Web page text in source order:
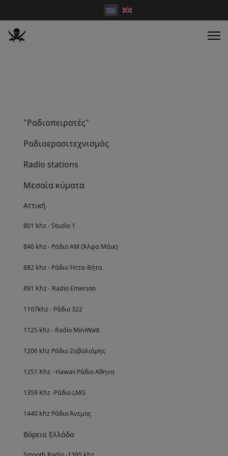
"Ραδιοπειρατές"
Ραδιοερασιτεχνισμός
Radio stations
Μεσαία κύματα
Αττική
801 khz - Studio 1
846 khz - Ράδιο ΑΜ (Άλφα Μάικ)
882 khz - Ράδιο Ήττα-Βήτα
891 Khz - Radio Emerson
1107khz - Ράδιο 322
1125 khz - Radio MiniWatt
1206 khz Ράδιο Ζαβολιάρης
1251 Khz - Hawaii Ράδιο Αθηνα
1359 Khz -Ράδιο LMG
1440 khz Ράδιο Άνεμος
Βόρεια Ελλάδα